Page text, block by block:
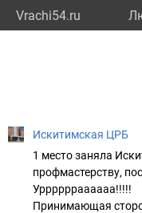
Vrachi54.ru
Искитимская ЦРБ
1 место заняла
профмастерству,
Урррррраааааа!!!!!
Принимающая